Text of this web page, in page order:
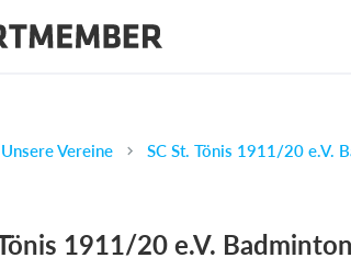
Unsere Vereine SC St. Tönis 1911/20 e.V.
1911/20 e.V. Badminton